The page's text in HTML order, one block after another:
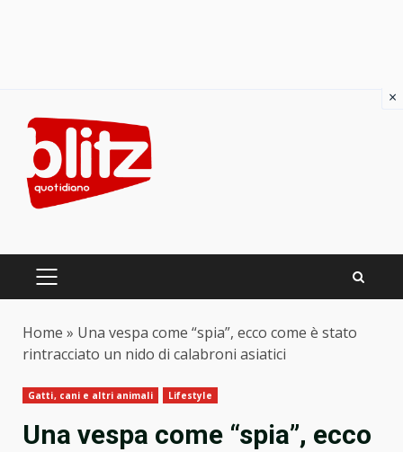
content
PRIMARY
Home » Una vespa come “spia”, ecco come è stato
rintracciato un nido di calabroni asiatici
Gatti, cani e altri animali Lifestyle
Una vespa come “spia”, ecco
×